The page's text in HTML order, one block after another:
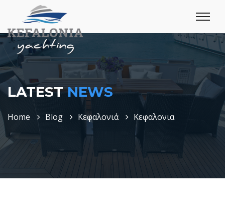
LATESTNEWS
Home Blog Κεφαλονιά Κεφαλονια